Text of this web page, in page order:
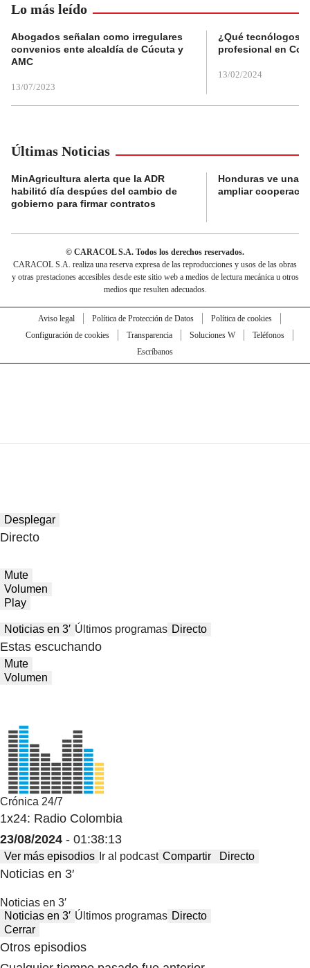
Lo más leído
Abogados señalan como irregulares
convenios ente alcaldía de Cúcuta y
AMC
13/07/2023
¿Qué tecnólogos
profesional en
13/02/2024
Últimas Noticias
MinAgricultura alerta que la ADR
habilitó día despúes del cambio de
gobierno para firmar contratos
Honduras ve una
ampliar
© CARACOL S.A. Todos los derechos reservados.
CARACOL S.A. realiza una reserva expresa de las reproducciones y usos de las obras
y otras prestaciones accesibles desde este sitio web a medios de lectura mecánica u otros
medios que resulten adecuados.
Aviso legal Política de Protección de Datos
Política de cookies
Configuración de cookies
Transparencia Soluciones W
Teléfonos
Escríbanos
Desplegar
Directo
Mute
Volumen
Play
Noticias en 3′ Últimos programas Directo
Estas escuchando
Mute
Volumen
Crónica 24/7
1x24: Radio Colombia
23/08/2024 - 01:38:13
Ver más episodios Ir al podcast Compartir Directo
Noticias en 3′
Noticias en 3′
Noticias en 3′ Últimos programas Directo
Cerrar
Otros episodios